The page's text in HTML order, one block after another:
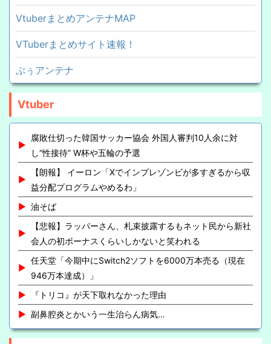
VtuberまとめアンテナMAP
VTuberまとめサイト速報！
ぷぅアンテナ
Vtuber
腐敗仕切った韓国サッカー協会 外国人審判10人余に対
し“性接待” W杯や五輪の予選
【朗報】 イーロン「Xでインプレゾンビが多すぎるから収
益分配プログラムやめるわ」
油そば
【悲報】ラッパーさん、札束披露するもネット民から新社
会人の初ボーナスくらいしかないと笑われる
任天堂「今期中にSwitch2ソフトを6000万本売る（現在
946万本達成）」
『トリコ』が天下取れなかった理由
副鼻腔炎とかいう一生治らん病気…